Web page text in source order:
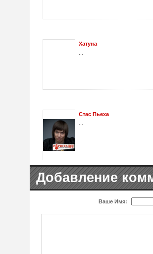
Хатуна
Стас Пьеха
Добавление
Ваше Имя: